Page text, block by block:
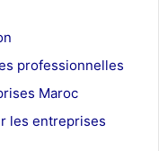
professionnelles
Maroc
les entreprises